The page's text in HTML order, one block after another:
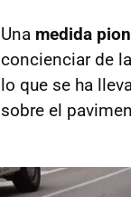
Una medida
concienciar de
lo que se ha
sobre el